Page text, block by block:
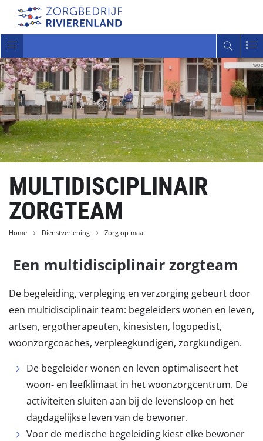
Toggle
navigatie
MULTIDISCIPLINAIR
ZORGTEAM
Home Dienstverlening Zorg op maat
Een multidisciplinair zorgteam
De begeleiding, verpleging en verzorging gebeurt door
een multidisciplinair team: begeleiders wonen en leven,
artsen, ergotherapeuten, kinesisten, logopedist,
woonzorgcoaches, verpleegkundigen, zorgkundigen.
De begeleider wonen en leven optimaliseert het
woon- en leefklimaat in het woonzorgcentrum. De
activiteiten sluiten aan bij de levensloop en het
dagdagelijkse leven van de bewoner.
Voor de medische begeleiding kiest elke bewoner